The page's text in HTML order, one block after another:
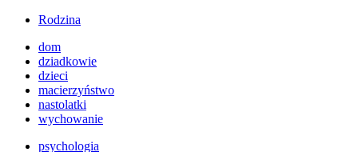
Rodzina
dom
dziadkowie
dzieci
macierzyństwo
nastolatki
wychowanie
psychologia